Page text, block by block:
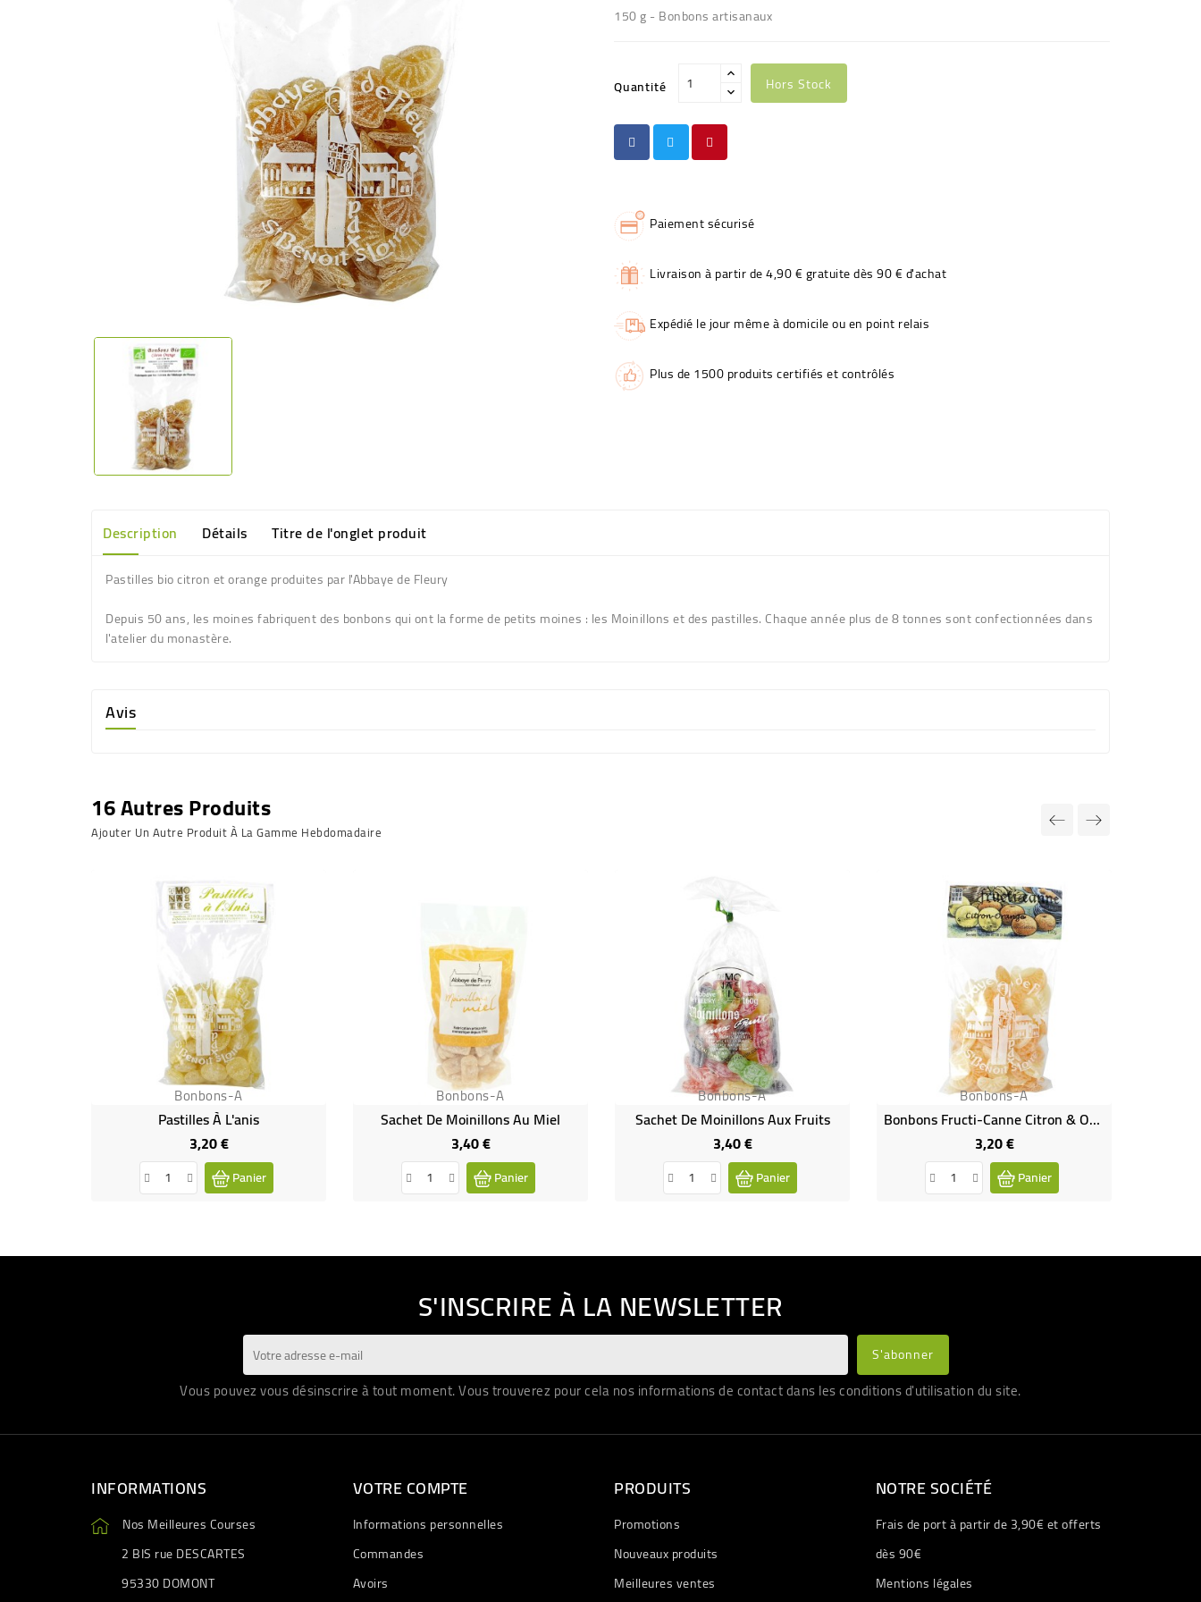
150 g - Bonbons artisanaux
Quantité Hors Stock
Paiement sécurisé
Livraison à partir de 4,90 € gratuite dès 90 € d'achat
Expédié le jour même à domicile ou en point relais
Plus de 1500 produits certifiés et contrôlés
Description Détails Titre de l'onglet produit
Pastilles bio citron et orange produites par l'Abbaye de Fleury
Depuis 50 ans, les moinesfabriquent des bonbons qui ont la forme de petits moines : les Moinillonset des pastilles. Chaque année plus de 8 tonnes sont confectionnées dans
l'atelier dumonastère.
Avis
16 Autres Produits
Ajouter Un Autre Produit À La Gamme Hebdomadaire
Bonbons-A
Pastilles À L'anis
3,20 €Prix
Panier
Bonbons-A
Sachet De Moinillons Au Miel
3,40 €Prix
Panier
Bonbons-A
Sachet De Moinillons Aux Fruits
3,40 €Prix
Panier
Bonbons-A
Bonbons Fructi-Canne Citron & Orange
3,20 €Prix
Panier
S'INSCRIRE À LA NEWSLETTER
Vous pouvez vous désinscrire à tout moment. Vous trouverez pour cela nos informations de contact dans les conditions d'utilisation du site.
INFORMATIONS
Nos Meilleures Courses
2 BIS rue DESCARTES
95330 DOMONT
VOTRE COMPTE
Informations personnelles
Commandes
Avoirs
PRODUITS
Promotions
Nouveaux produits
Meilleures ventes
NOTRE SOCIÉTÉ
Frais de port à partir de 3,90€ et offerts
dès 90€
Mentions légales